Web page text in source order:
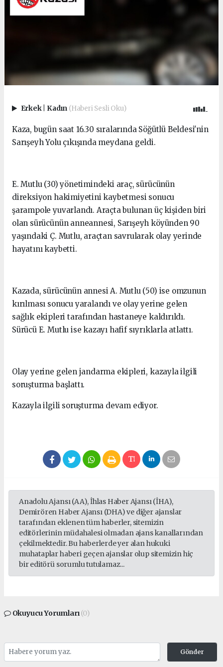
Erkek Kadın (Haberi Sesli Oku)
Kaza, bugün saat 16.30 sıralarında Söğütlü Beldesi'nin
Sarışeyh Yolu çıkışında meydana geldi.
E. Mutlu (30) yönetimindeki araç, sürücünün
direksiyon hakimiyetini kaybetmesi sonucu
şarampole yuvarlandı. Araçta bulunan üç kişiden biri
olan sürücünün anneannesi, Sarışeyh köyünden 90
yaşındaki Ç. Mutlu, araçtan savrularak olay yerinde
hayatını kaybetti.
Kazada, sürücünün annesi A. Mutlu (50) ise omzunun
kırılması sonucu yaralandı ve olay yerine gelen
sağlık ekipleri tarafından hastaneye kaldırıldı.
Sürücü E. Mutlu ise kazayı hafif sıyrıklarla atlattı.
Olay yerine gelen jandarma ekipleri, kazayla ilgili
soruşturma başlattı.
Kazayla ilgili soruşturma devam ediyor.
Anadolu Ajansı (AA), İhlas Haber Ajansı (İHA),
Demirören Haber Ajansı (DHA) ve diğer ajanslar
tarafından eklenen tüm haberler, sitemizin
editörlerinin müdahalesi olmadan ajans kanallarından
çekilmektedir. Bu haberlerde yer alan hukuki
muhataplar haberi geçen ajanslar olup sitemizin hiç
bir editörü sorumlu tutulamaz...
Okuyucu Yorumları(0)
Gönder